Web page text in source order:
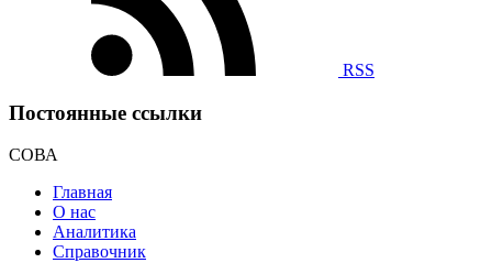
RSS
Постоянные ссылки
СОВА
Главная
О нас
Аналитика
Справочник